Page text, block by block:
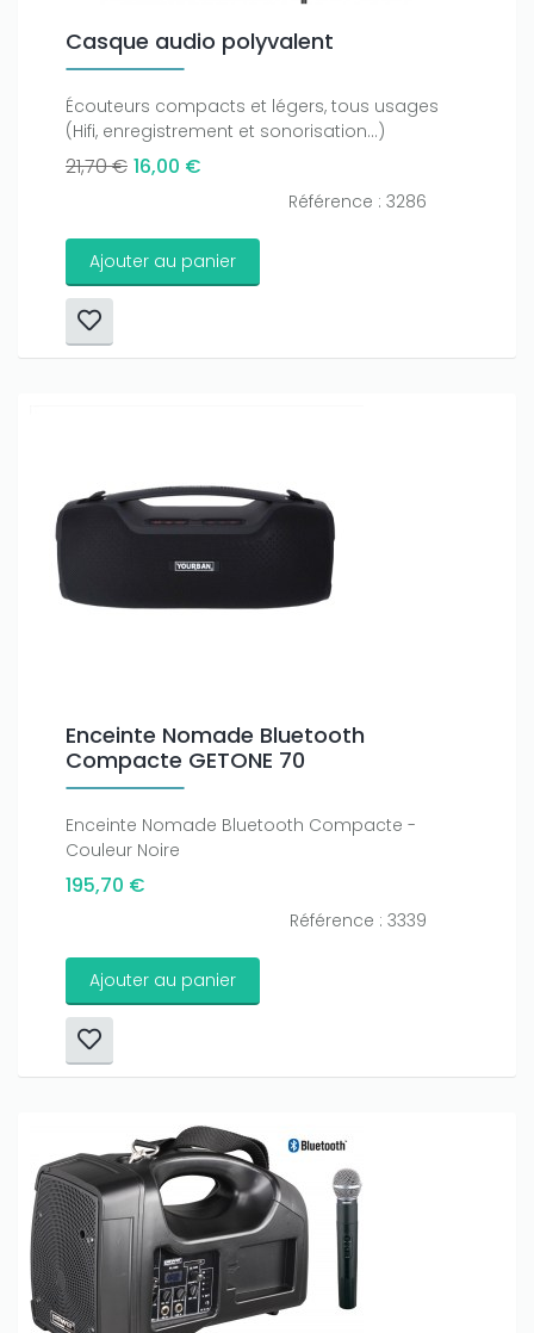
Casque audio polyvalent
Écouteurs compacts et légers, tous usages
(Hifi, enregistrement et sonorisation...)
21,70 € 16,00 €
Référence : 3286
Ajouter au panier
Enceinte Nomade Bluetooth
Compacte GETONE 70
Enceinte Nomade Bluetooth Compacte -
Couleur Noire
195,70 €
Référence : 3339
Ajouter au panier